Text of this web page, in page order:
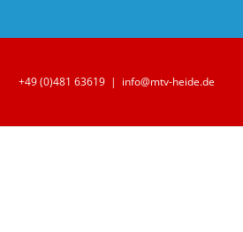
+49 (0)481 63619 | info@mtv-heide.de